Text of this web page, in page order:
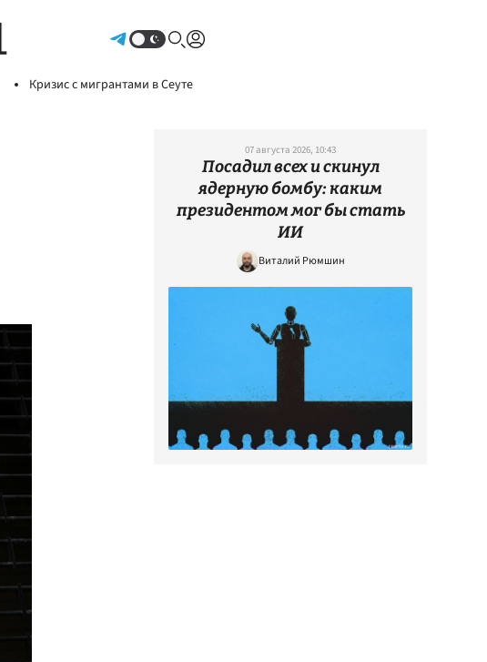
Кризис с мигрантами в Сеуте
07 августа 2026, 10:43
Посадил всех и скинул
ядерную бомбу: каким
президентом мог бы стать
ИИ
Виталий Рюмшин